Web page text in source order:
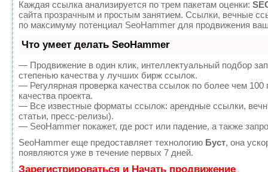
Каждая ссылка анализируется по трем пакетам оценки:
сайта прозрачным и простым занятием. Ссылки, вечные
по максимуму потенциал SeoHammer для продвижения
Что умеет делать SeoHammer
— Продвижение в один клик, интеллектуальный подбор
степенью качества у лучших бирж ссылок.
— Регулярная проверка качества ссылок по более чем
качества проекта.
— Все известные форматы ссылок: арендные ссылки,
статьи, пресс-релизы).
— SeoHammer покажет, где рост или падение, а также
SeoHammer еще предоставляет технологию Буст, она
появляются уже в течение первых 7 дней.
Зарегистрироваться и Начать продвижение